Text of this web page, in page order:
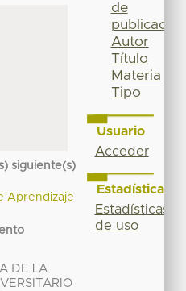
siguiente(s)
Aprendizaje
DE LA
de
publicación
Autor
Título
Materia
Tipo
Usuario
Acceder
Estadísticas
Estadísticas
de uso